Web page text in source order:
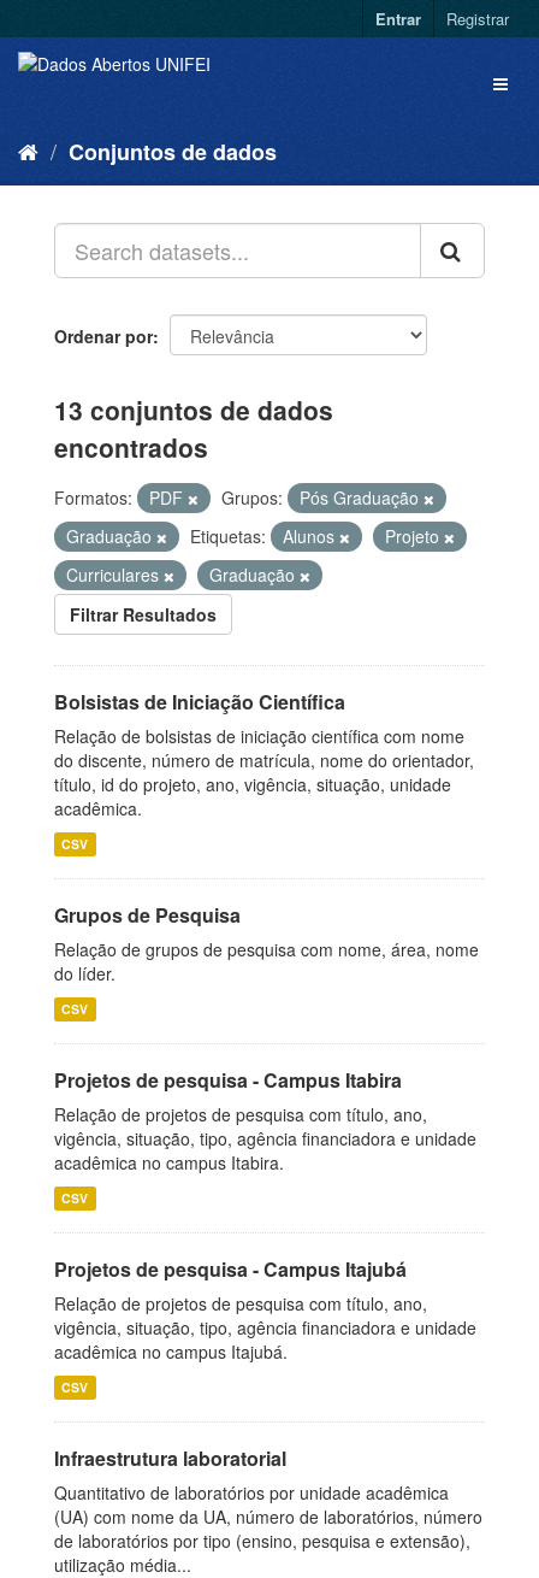
Entrar Registrar
Conjuntos de dados
Ordenar por
13 conjuntos de dados
encontrados
Formatos: PDF Grupos:
Pós Graduação
Graduação
Etiquetas: Alunos
Projeto
Curriculares
Graduação
Filtrar Resultados
Bolsistas de Iniciação Científica
Relação de bolsistas de iniciação científica com nome
do discente, número de matrícula, nome do orientador,
título, id do projeto, ano, vigência, situação, unidade
acadêmica.
CSV
Grupos de Pesquisa
Relação de grupos de pesquisa com nome, área, nome
do líder.
CSV
Projetos de pesquisa - Campus Itabira
Relação de projetos de pesquisa com título, ano,
vigência, situação, tipo, agência financiadora e unidade
acadêmica no campus Itabira.
CSV
Projetos de pesquisa - Campus Itajubá
Relação de projetos de pesquisa com título, ano,
vigência, situação, tipo, agência financiadora e unidade
acadêmica no campus Itajubá.
CSV
Infraestrutura laboratorial
Quantitativo de laboratórios por unidade acadêmica
(UA) com nome da UA, número de laboratórios, número
de laboratórios por tipo (ensino, pesquisa e extensão),
utilização média...